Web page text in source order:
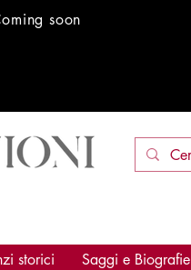
soon
storici Saggi e Biografie